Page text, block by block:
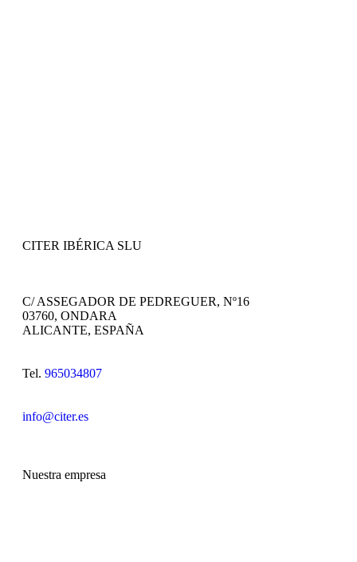
CITER IBÉRICA SLU
C/ ASSEGADOR DE PEDREGUER, Nº16
03760, ONDARA
ALICANTE, ESPAÑA
Tel. 965034807
info@citer.es
Nuestra empresa